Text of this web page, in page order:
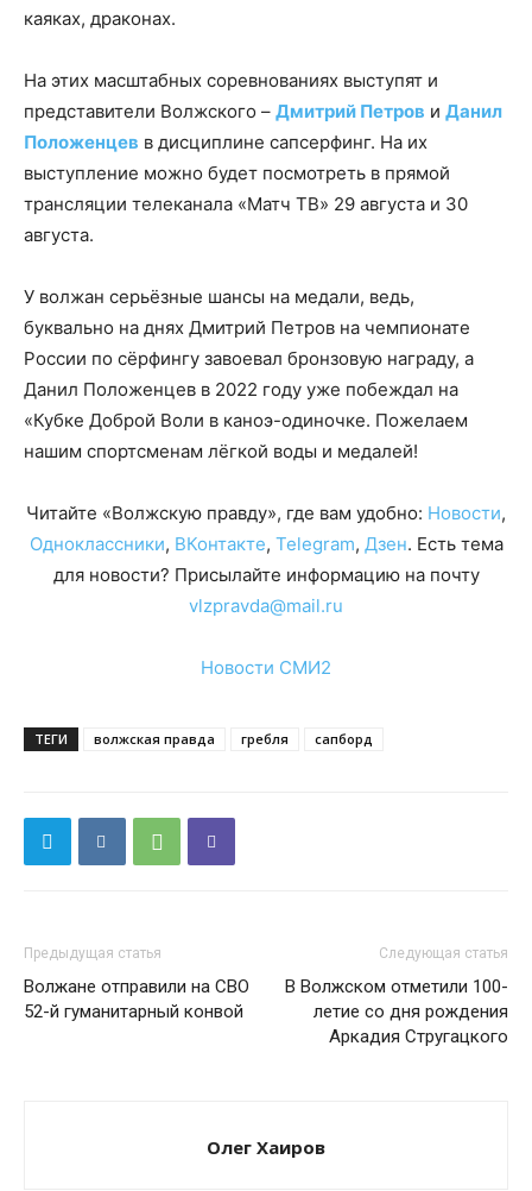
каяках, драконах.
На этих масштабных соревнованиях выступят и
представители Волжского – Дмитрий Петров и Данил
Положенцев в дисциплине сапсерфинг. На их
выступление можно будет посмотреть в прямой
трансляции телеканала «Матч ТВ» 29 августа и 30
августа.
У волжан серьёзные шансы на медали, ведь,
буквально на днях Дмитрий Петров на чемпионате
России по сёрфингу завоевал бронзовую награду, а
Данил Положенцев в 2022 году уже побеждал на
«Кубке Доброй Воли в каноэ-одиночке. Пожелаем
нашим спортсменам лёгкой воды и медалей!
Читайте «Волжскую правду», где вам удобно: Новости,
Одноклассники, ВКонтакте, Telegram, Дзен. Есть тема
для новости? Присылайте информацию на почту
vlzpravda@mail.ru
Новости СМИ2
ТЕГИ волжская правда гребля сапборд
Предыдущая статья
Волжане отправили на СВО
52-й гуманитарный конвой
Следующая статья
В Волжском отметили 100-
летие со дня рождения
Аркадия Стругацкого
Олег Хаиров